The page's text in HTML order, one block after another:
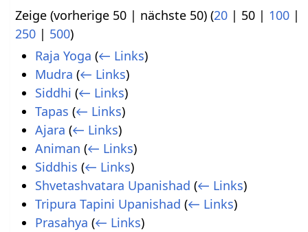
Zeige (vorherige 50 | nächste 50) (20 | 50 | 100 |
250 | 500)
Raja Yoga (← Links)
Mudra (← Links)
Siddhi (← Links)
Tapas (← Links)
Ajara (← Links)
Animan (← Links)
Siddhis (← Links)
Shvetashvatara Upanishad (← Links)
Tripura Tapini Upanishad (← Links)
Prasahya (← Links)